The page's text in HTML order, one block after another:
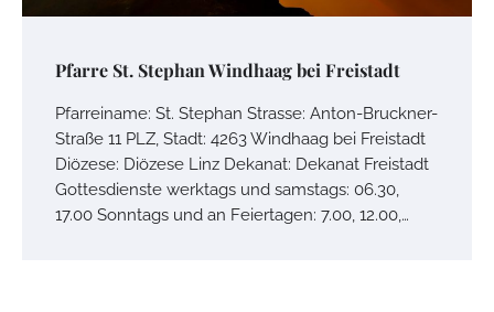
Pfarre St. Stephan Windhaag bei Freistadt
Pfarreiname: St. Stephan Strasse: Anton-Bruckner-
Straße 11 PLZ, Stadt: 4263 Windhaag bei Freistadt
Diözese: Diözese Linz Dekanat: Dekanat Freistadt
Gottesdienste werktags und samstags: 06.30,
17.00 Sonntags und an Feiertagen: 7.00, 12.00,…